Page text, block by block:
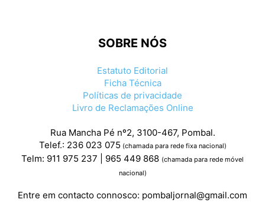
SOBRE NÓS
Estatuto Editorial
Ficha Técnica
Políticas de privacidade
Livro de Reclamações Online
Rua Mancha Pé nº2, 3100-467, Pombal.
Telef.: 236 023 075 (chamada para rede fixa nacional)
Telm: 911 975 237 | 965 449 868 (chamada para rede móvel
nacional)
Entre em contacto connosco: pombaljornal@gmail.com